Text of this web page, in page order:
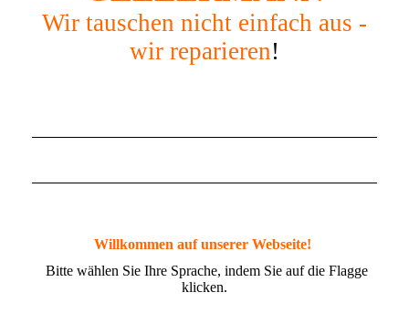
Wir tauschen nicht einfach aus -
wir reparieren!
Willkommen auf unserer Webseite!
Bitte wählen Sie Ihre Sprache, indem Sie auf die Flagge
klicken.